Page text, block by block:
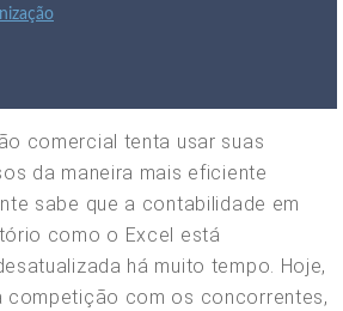
comercial tenta usar suas
da maneira mais eficiente
sabe que a contabilidade em
como o Excel está
há muito tempo. Hoje,
competição com os concorrentes,